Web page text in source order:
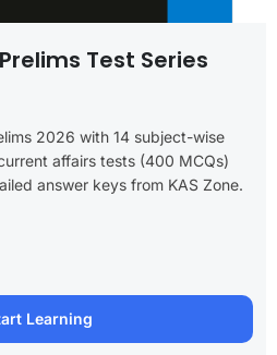
Test Series
2026 with 14 subject-wise
affairs tests (400 MCQs)
answer keys from KAS Zone.
Learning